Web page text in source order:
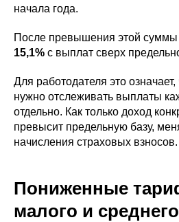
начала года.
После превышения этой
15,1% с выплат сверх
Для работодателя это означает,
нужно отслеживать выплаты
отдельно. Как только доход
превысит предельную базу,
начисления страховых взносов.
Пониженные
малого и